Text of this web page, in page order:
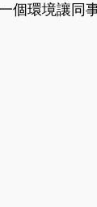
個環境讓同